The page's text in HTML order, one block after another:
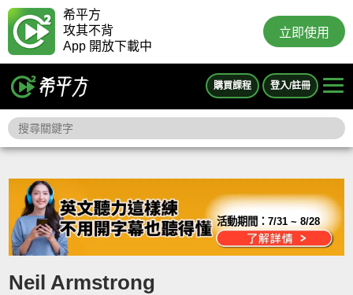
希平方
攻其不背
App 開放下載中
立即使用
購買課程 登入/註冊
活動期間：7/31 ~ 8/28
Neil Armstrong